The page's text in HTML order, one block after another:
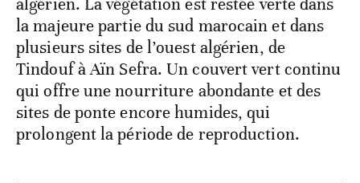
algérien. La végétation est restée verte dans
la majeure partie du sud marocain et dans
plusieurs sites de l’ouest algérien, de
Tindouf à Aïn Sefra. Un couvert vert continu
qui offre une nourriture abondante et des
sites de ponte encore humides, qui
prolongent la période de reproduction.